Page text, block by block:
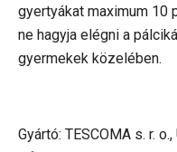
gyertyákat maximum 10
ne hagyja elégni a
gyermekek közelében.
Gyártó: TESCOMA s. r.